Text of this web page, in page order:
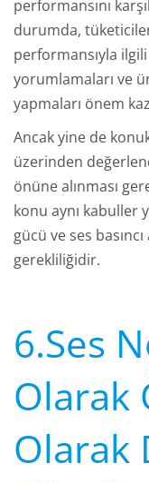
performansını
durumda,
performansıyla
yorumlamaları ve
yapmaları önem
Ancak yine de
üzerinden
önüne alınması
konu aynı kabuller
gücü ve ses
gerekliliğidir.
6.Ses
Olarak
Olarak